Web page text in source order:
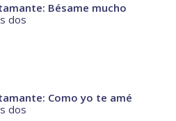
Bésame mucho
dos
Como yo te amé
dos